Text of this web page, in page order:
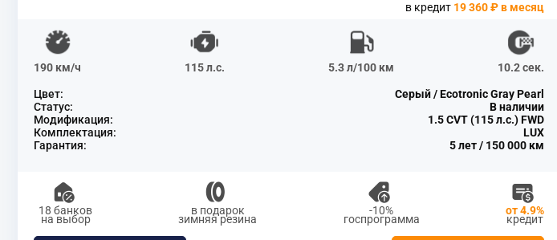
в кредит 19 360 ₽ в месяц
190 км/ч 115 л.с. 5.3 л/100 км 10.2 сек.
Цвет:
Серый / Ecotronic Gray Pearl
Статус:
В наличии
Модификация:
1.5 CVT (115 л.с.) FWD
Комплектация:
LUX
Гарантия:
5 лет / 150 000 км
18 банков
на выбор
в подарок
зимняя резина
-10%
госпрограмма
от 4.9%
кредит